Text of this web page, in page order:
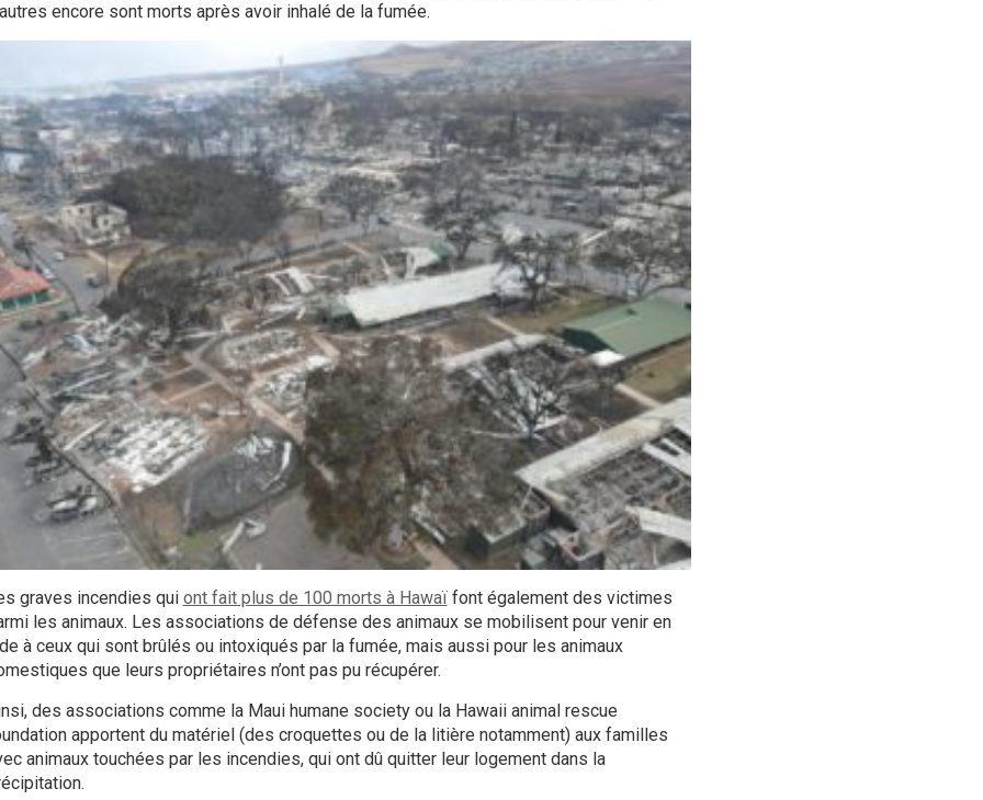
encore sont morts après avoir inhalé de la fumée.
graves incendies qui ont fait plus de 100 morts à Hawaïfont également des victimes
les animaux. Les associations de défense des animaux se mobilisent pour venir en
à ceux qui sont brûlés ou intoxiqués par la fumée, mais aussi pour les animaux
que leurs propriétaires n’ont pas pu récupérer.
des associations comme la Maui humane society ou la Hawaii animal rescue
apportent du matériel (des croquettes ou de la litière notamment) aux familles
animaux touchées par les incendies, qui ont dû quitter leur logement dans la